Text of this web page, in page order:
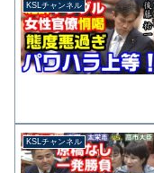
KSLチャンネル
KSLチャンネル